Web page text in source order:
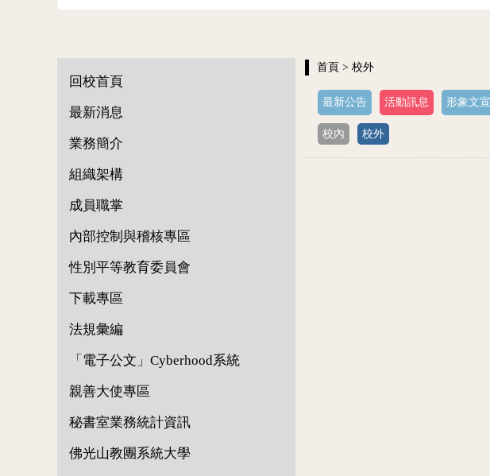
回校首頁
最新消息
業務簡介
組織架構
成員職掌
內部控制與稽核專區
性別平等教育委員會
下載專區
法規彙編
「電子公文」Cyberhood系統
親善大使專區
秘書室業務統計資訊
佛光山教團系統大學
首頁 > 校外
最新公告 活動訊息 形象文宣
校內 校外